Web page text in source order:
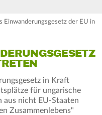
Einwanderungsgesetz der EU in
in Kraft
für ungarische
aus nicht EU-Staaten
Zusammenlebens"